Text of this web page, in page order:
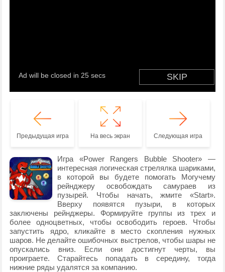
Предыдущая игра На весь экран Следующая игра
Игра «Power Rangers Bubble Shooter» —
интересная логическая стрелялка шариками,
в которой вы будете помогать Могучему
рейнджеру освобождать самураев из
пузырей. Чтобы начать, жмите «Start».
Вверху появятся пузыри, в которых
заключены рейнджеры. Формируйте группы из трех и
более одноцветных, чтобы освободить героев. Чтобы
запустить ядро, кликайте в место скопления нужных
шаров. Не делайте ошибочных выстрелов, чтобы шары не
опускались вниз. Если они достигнут черты, вы
проиграете. Старайтесь попадать в середину, тогда
нижние ряды удалятся за компанию.